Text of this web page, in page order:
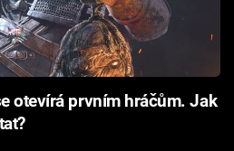
otevírá prvním hráčům. Jak